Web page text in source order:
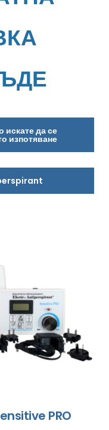
искате да се
изпотяване
PRO